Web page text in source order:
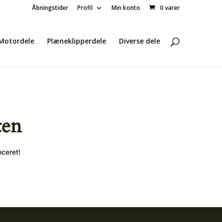
Åbningstider Profil Min konto 0 varer
Plæneklipperdele Diverse dele